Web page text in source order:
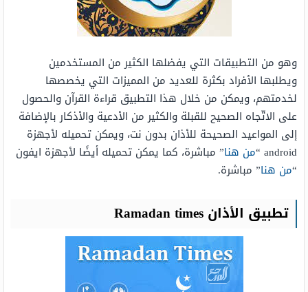
وهو من التطبيقات التي يفضلها الكثير من المستخدمين
ويطلبها الأفراد بكثرة للعديد من المميزات التي يخصصها
لخدمتهم، ويمكن من خلال هذا التطبيق قراءة القرآن والحصول
على الاتّجاه الصحيح للقبلة والكثير من الأدعية والأذكار بالإضافة
إلى المواعيد الصحيحة للأذان بدون نت، ويمكن تحميله لأجهزة
android “ من هنا” مباشرة، كما يمكن تحميله أيضًا لأجهزة ايفون
“من هنا” مباشرة.
تطبيق الأذان Ramadan times